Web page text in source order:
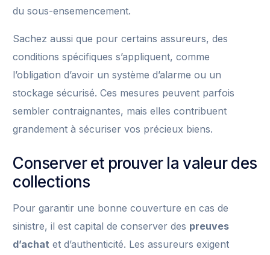
du sous-ensemencement.
Sachez aussi que pour certains assureurs, des
conditions spécifiques s’appliquent, comme
l’obligation d’avoir un système d’alarme ou un
stockage sécurisé. Ces mesures peuvent parfois
sembler contraignantes, mais elles contribuent
grandement à sécuriser vos précieux biens.
Conserver et prouver la valeur des
collections
Pour garantir une bonne couverture en cas de
sinistre, il est capital de conserver des preuves
d’achat et d’authenticité. Les assureurs exigent